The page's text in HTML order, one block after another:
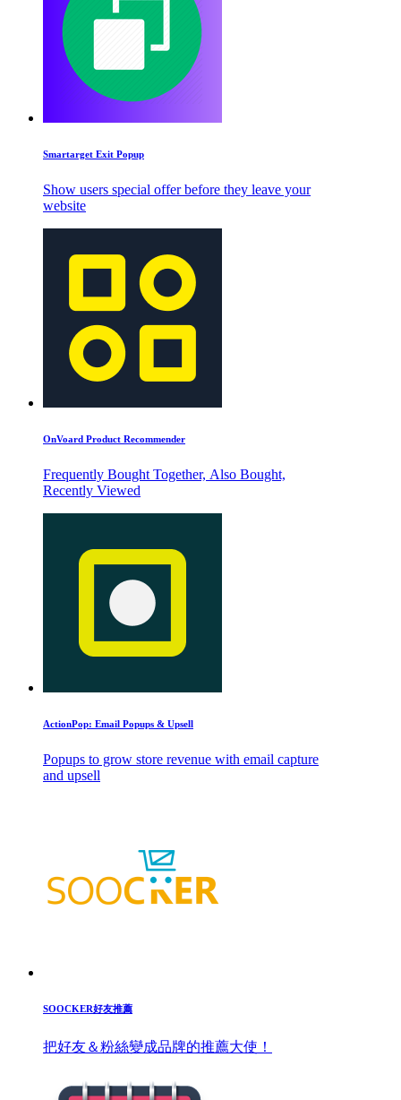
Smartarget Exit Popup
Show users special offer before they leave your
website
OnVoard Product Recommender
Frequently Bought Together, Also Bought,
Recently Viewed
ActionPop: Email Popups & Upsell
Popups to grow store revenue with email capture
and upsell
SOOCKER好友推薦
把好友＆粉絲變成品牌的推薦大使！